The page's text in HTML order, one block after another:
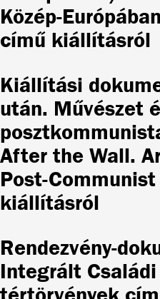
Közép-
című kiállításról
Kiállítási
után. Művészet
After the Wall.
Post-
kiállításról
Rendezvény-
Integrált